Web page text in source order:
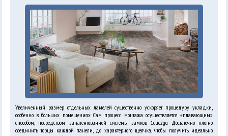
Увеличенный размер отдельных ламелей существенно ускоряет процедуру укладки,
особенно в больших помещениях. Сам процесс монтажа осуществляется «плавающим»
способом, посредством запатентованной системы замков 1clic2go. Достаточно плотно
соединить торцы каждой панели, до характерного щелчка, чтобы получить идеально